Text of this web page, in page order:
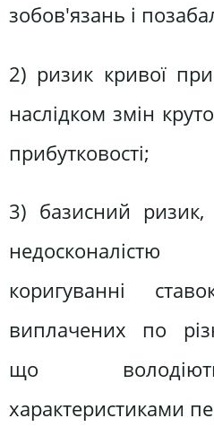
зобов'язань і
2) ризик кривої
наслідком змін
прибутковості;
3) базисний
коригуванні
виплачених по
що
характеристиками